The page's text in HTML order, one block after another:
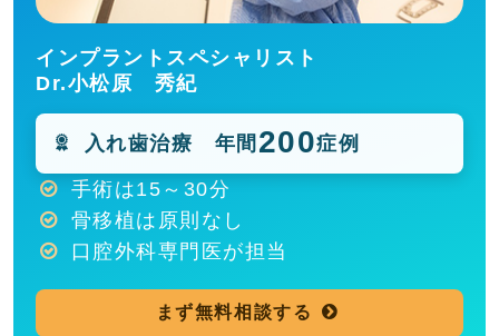
手術は15～30分
骨移植は原則なし
口腔外科専門医が担当
まず無料相談する
インプラントスペシャリスト
Dr.小松原 秀紀
入れ歯治療 年間 200症例